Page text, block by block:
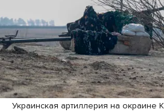
Украинская артиллерия на окраине